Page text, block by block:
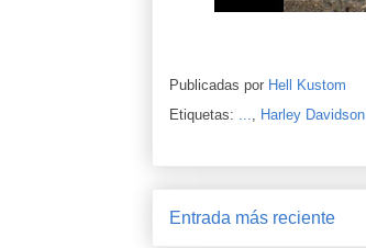
Publicadas por Hell Kustom
Etiquetas: ..., Harley Davidson
Entrada más reciente